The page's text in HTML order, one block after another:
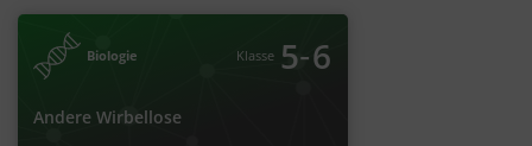
Biologie Klasse 5‐6
Andere Wirbellose